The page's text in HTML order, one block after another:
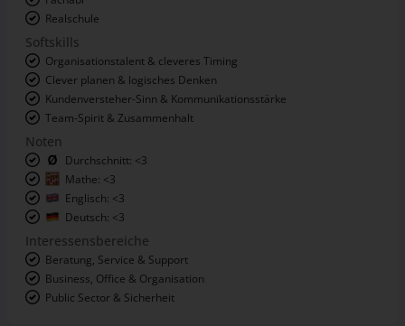
Softskills
Clever planen & logisches Denken
Kundenversteher-Sinn & Kommunikationsstärke
Team-Spirit & Zusammenhalt
Noten
Durchschnitt: <3
Englisch: <3
Deutsch: <3
Interessensbereiche
Business, Office & Organisation
Public Sector & Sicherheit